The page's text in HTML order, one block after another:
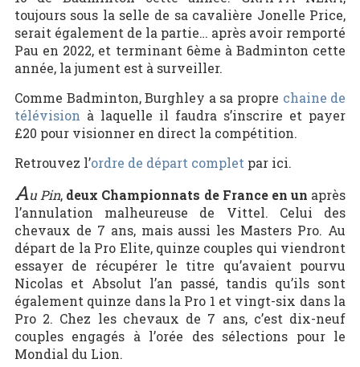
toujours sous la selle de sa cavalière Jonelle Price,
serait également de la partie… après avoir remporté
Pau en 2022, et terminant 6ème à Badminton cette
année, la jument est à surveiller.
Comme Badminton, Burghley a sa propre chaine de
télévision à laquelle il faudra s’inscrire et payer
£20 pour visionner en direct la compétition.
Retrouvez l’ordre de départ complet par ici.
Au Pin, deux Championnats de France en un après
l’annulation malheureuse de Vittel. Celui des
chevaux de 7 ans, mais aussi les Masters Pro. Au
départ de la Pro Elite, quinze couples qui viendront
essayer de récupérer le titre qu’avaient pourvu
Nicolas et Absolut l’an passé, tandis qu’ils sont
également quinze dans la Pro 1 et vingt-six dans la
Pro 2. Chez les chevaux de 7 ans, c’est dix-neuf
couples engagés à l’orée des sélections pour le
Mondial du Lion.